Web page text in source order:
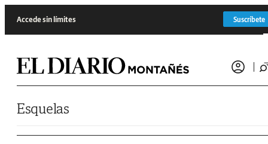
Accede sin límites Suscríbete
Esquelas